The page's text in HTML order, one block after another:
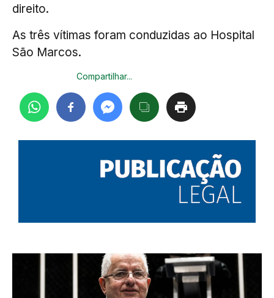
direito.
As três vítimas foram conduzidas ao Hospital
São Marcos.
Compartilhar...